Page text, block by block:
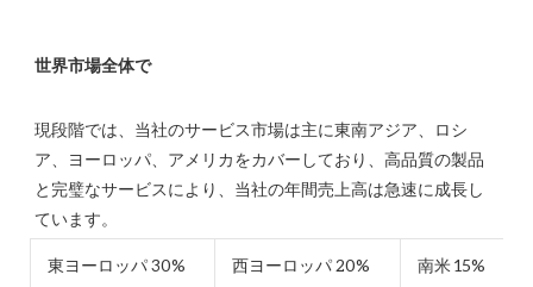
現段階では、当社のサービス市場は主に東南アジア、ロシ
ア、ヨーロッパ、アメリカをカバーしており、高品質の製品
と完璧なサービスにより、当社の年間売上高は急速に成長し
東ヨーロッパ 30% 西ヨーロッパ 20% 南米 15%